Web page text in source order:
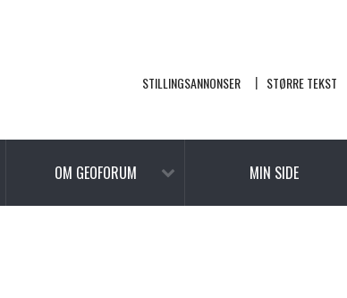
STILLINGSANNONSER STØRRE TEKST
OM GEOFORUM MIN SIDE